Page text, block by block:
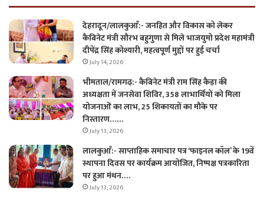
देहरादून/लालकुआँ:- जनहित और विकास को लेकर
कैबिनेट मंत्री सौरभ बहुगुणा से मिले भाजयुमो प्रदेश महामंत्री
दीपेंद्र सिंह कोश्यारी, महत्वपूर्ण मुद्दों पर हुई चर्चा
July 14, 2026
भीमताल/रामगढ़:- कैबिनेट मंत्री राम सिंह कैड़ा की
अध्यक्षता में जनसेवा शिविर, 358 लाभार्थियों को मिला
योजनाओं का लाभ, 25 शिकायतों का मौके पर
निस्तारण……
July 13, 2026
लालकुआँ:- साप्ताहिक समाचार पत्र ‘फाइनल कॉल’ के 19वें
स्थापना दिवस पर कार्यक्रम आयोजित, निष्पक्ष पत्रकारिता
पर हुआ मंथन….
July 13, 2026